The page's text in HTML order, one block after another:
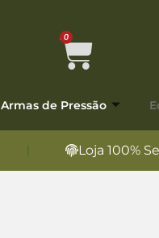
0
Armas de Pressão
Loja 100%